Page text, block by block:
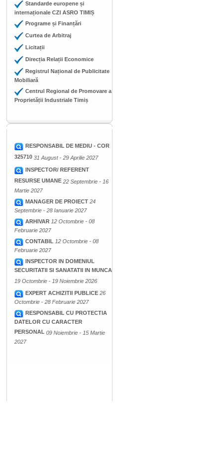
Standarde europene și
internaționale CZI ASRO TIMIȘ
Programe și Finanțări
Curtea de Arbitraj
Licitații
Direcția Relații Economice
Registrul Național de Publicitate
Mobiliară
Centrul Regional de Promovare a
Proprietății Industriale Timiș
RESPONSABIL DE MEDIU - COR
325710 31 August - 29 Aprilie 2027
INSPECTOR/ REFERENT
RESURSE UMANE 22 Septembrie - 16
Martie 2027
MANAGER DE PROIECT 24
Septembrie - 28 Ianuarie 2027
ARHIVAR 12 Octombrie - 08
Februarie 2027
CONTABIL 12 Octombrie - 08
Februarie 2027
INSPECTOR IN DOMENIUL
SECURITATII SI SANATATII IN MUNCA
19 Octombrie - 19 Noiembrie 2026
EXPERT ACHIZITII PUBLICE 26
Octombrie - 28 Februarie 2027
RESPONSABIL CU PROTECTIA
DATELOR CU CARACTER
PERSONAL 09 Noiembrie - 15 Martie
2027